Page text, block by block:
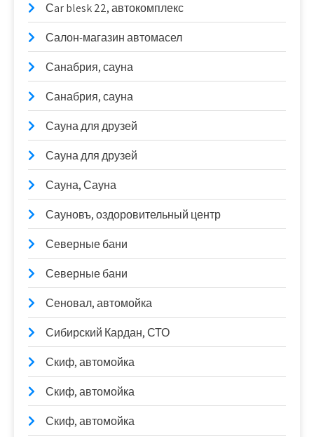
Сar blesk 22, автокомплекс
Салон-магазин автомасел
Санабрия, сауна
Санабрия, сауна
Сауна для друзей
Сауна для друзей
Сауна, Сауна
Сауновъ, оздоровительный центр
Северные бани
Северные бани
Сеновал, автомойка
Сибирский Кардан, СТО
Скиф, автомойка
Скиф, автомойка
Скиф, автомойка